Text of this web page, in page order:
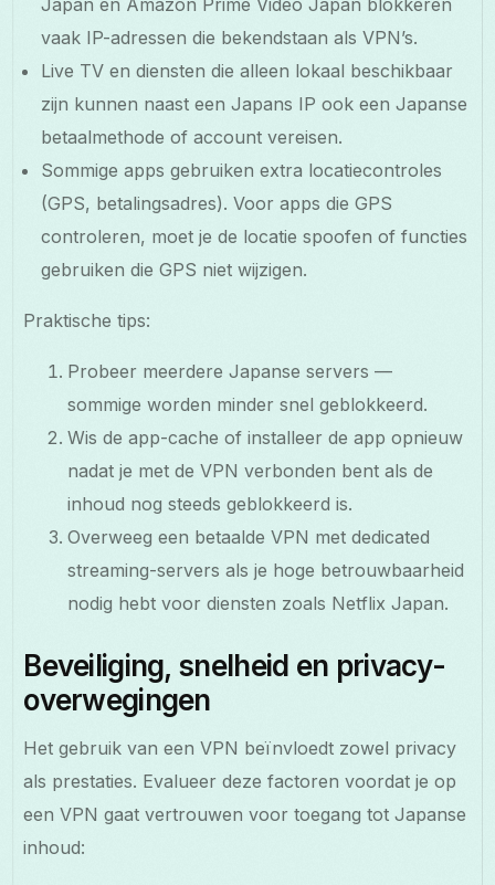
vaak IP-adressen die bekendstaan als VPN’s.
Live TV en diensten die alleen lokaal beschikbaar
zijn kunnen naast een Japans IP ook een Japanse
betaalmethode of account vereisen.
Sommige apps gebruiken extra locatiecontroles
(GPS, betalingsadres). Voor apps die GPS
controleren, moet je de locatie spoofen of functies
gebruiken die GPS niet wijzigen.
Praktische tips:
Probeer meerdere Japanse servers —
sommige worden minder snel geblokkeerd.
Wis de app-cache of installeer de app opnieuw
nadat je met de VPN verbonden bent als de
inhoud nog steeds geblokkeerd is.
Overweeg een betaalde VPN met dedicated
streaming-servers als je hoge betrouwbaarheid
nodig hebt voor diensten zoals Netflix Japan.
Beveiliging, snelheid en privacy-
overwegingen
Het gebruik van een VPN beïnvloedt zowel privacy
als prestaties. Evalueer deze factoren voordat je op
een VPN gaat vertrouwen voor toegang tot Japanse
inhoud: